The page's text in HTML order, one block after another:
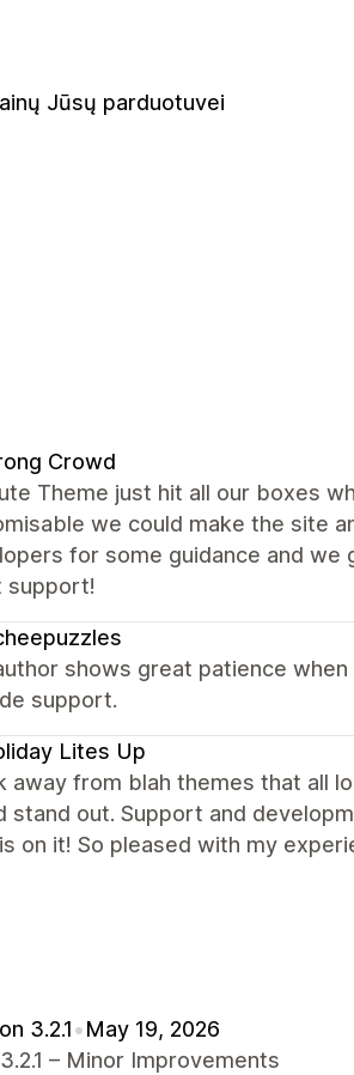
Jūsų parduotuvei
Crowd
Theme just hit all our boxes
we could make the site
for some guidance and
support!
shows great patience
support.
Lites Up
away from blah themes that all
stand out. Support and
on it! So pleased with my
3.2.1•May 19, 2026
– Minor Improvements